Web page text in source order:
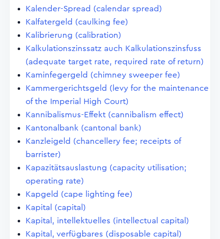
Kalender-Spread (calendar spread)
Kalfatergeld (caulking fee)
Kalibrierung (calibration)
Kalkulationszinssatz auch Kalkulationszinsfuss
(adequate target rate, required rate of return)
Kaminfegergeld (chimney sweeper fee)
Kammergerichtsgeld (levy for the maintenance
of the Imperial High Court)
Kannibalismus-Effekt (cannibalism effect)
Kantonalbank (cantonal bank)
Kanzleigeld (chancellery fee; receipts of
barrister)
Kapazitätsauslastung (capacity utilisation;
operating rate)
Kapgeld (cape lighting fee)
Kapital (capital)
Kapital, intellektuelles (intellectual capital)
Kapital, verfügbares (disposable capital)